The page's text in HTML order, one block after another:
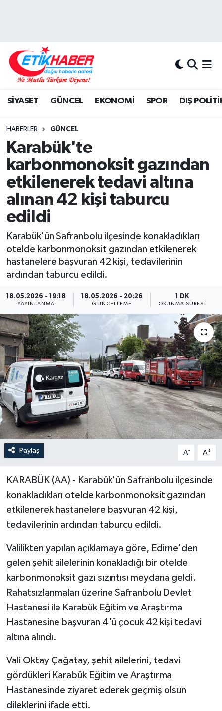
SİYASET GÜNCEL EKONOMİ SPOR DIŞ
HABERLER GÜNCEL
Karabük'te
karbonmonoksit gazından
etkilenerek tedavi altına
alınan 42 kişi taburcu
edildi
Karabük'ün Safranbolu ilçesinde konakladıkları
otelde karbonmonoksit gazından etkilenerek
hastanelere başvuran 42 kişi, tedavilerinin
ardından taburcu edildi.
18.05.2026 - 19:18
YAYINLANMA
18.05.2026 - 20:26
GÜNCELLEME
1 DK
OKUNMA SÜRESI
Paylaş A- A+
KARABÜK (AA) - Karabük'ün Safranbolu ilçesinde
konakladıkları otelde karbonmonoksit gazından
etkilenerek hastanelere başvuran 42 kişi,
tedavilerinin ardından taburcu edildi.
Valilikten yapılan açıklamaya göre, Edirne'den
gelen şehit ailelerinin konakladığı bir otelde
karbonmonoksit gazı sızıntısı meydana geldi.
Rahatsızlanmaları üzerine Safranbolu Devlet
Hastanesi ile Karabük Eğitim ve Araştırma
Hastanesine başvuran 4'ü çocuk 42 kişi tedavi
altına alındı.
Vali Oktay Çağatay, şehit ailelerini, tedavi
gördükleri Karabük Eğitim ve Araştırma
Hastanesinde ziyaret ederek geçmiş olsun
dileklerini ifade etti.
DIŞ POLİTİKA
KÖŞE YAZILARI
KÜLTÜR-SANAT-MAGAZİN
MEDYA
ÖZEL HABER
RÖPORTAJLAR
SİYASET
GÜNCEL
SPOR
YAŞAM
Yerel
Hava Durumu
Tüm Manşetler
Son Dakika Haberleri
Haber Arşivi